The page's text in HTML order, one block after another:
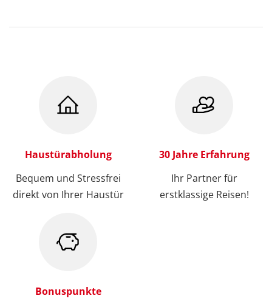
Haustürabholung
Bequem und Stressfrei
direkt von Ihrer Haustür
30 Jahre Erfahrung
Ihr Partner für
erstklassige Reisen!
Bonuspunkte